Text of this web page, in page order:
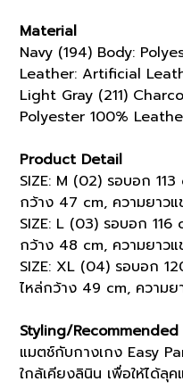
Material
Navy (194) Body:
Leather: Artificial
Light Gray (211)
Polyester 100%
Product Detail
SIZE: M (02) รอบอก
กว้าง 47 cm, ความยาวแ
SIZE: L (03) รอบอก 116
กว้าง 48 cm, ความยาว
SIZE: XL (04) รอบอก
ไหล่กว้าง 49 cm, ความ
Styling/
แมตช์กับกางเกง Easy
ใกล้เคียงลินิน เพื่อให้ได้ลุ